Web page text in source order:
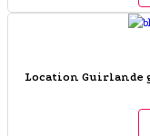
Location Guirlande